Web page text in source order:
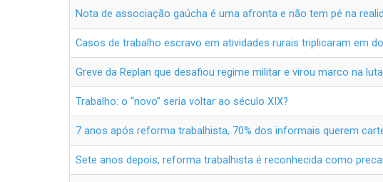
Nota de associação gaúcha é uma afronta e não tem pé na
Casos de trabalho escravo em atividades rurais triplicaram em
Greve da Replan que desafiou regime militar e virou marco na
Trabalho: o “novo” seria voltar ao século XIX?
7 anos após reforma trabalhista, 70% dos informais querem
Sete anos depois, reforma trabalhista é reconhecida como